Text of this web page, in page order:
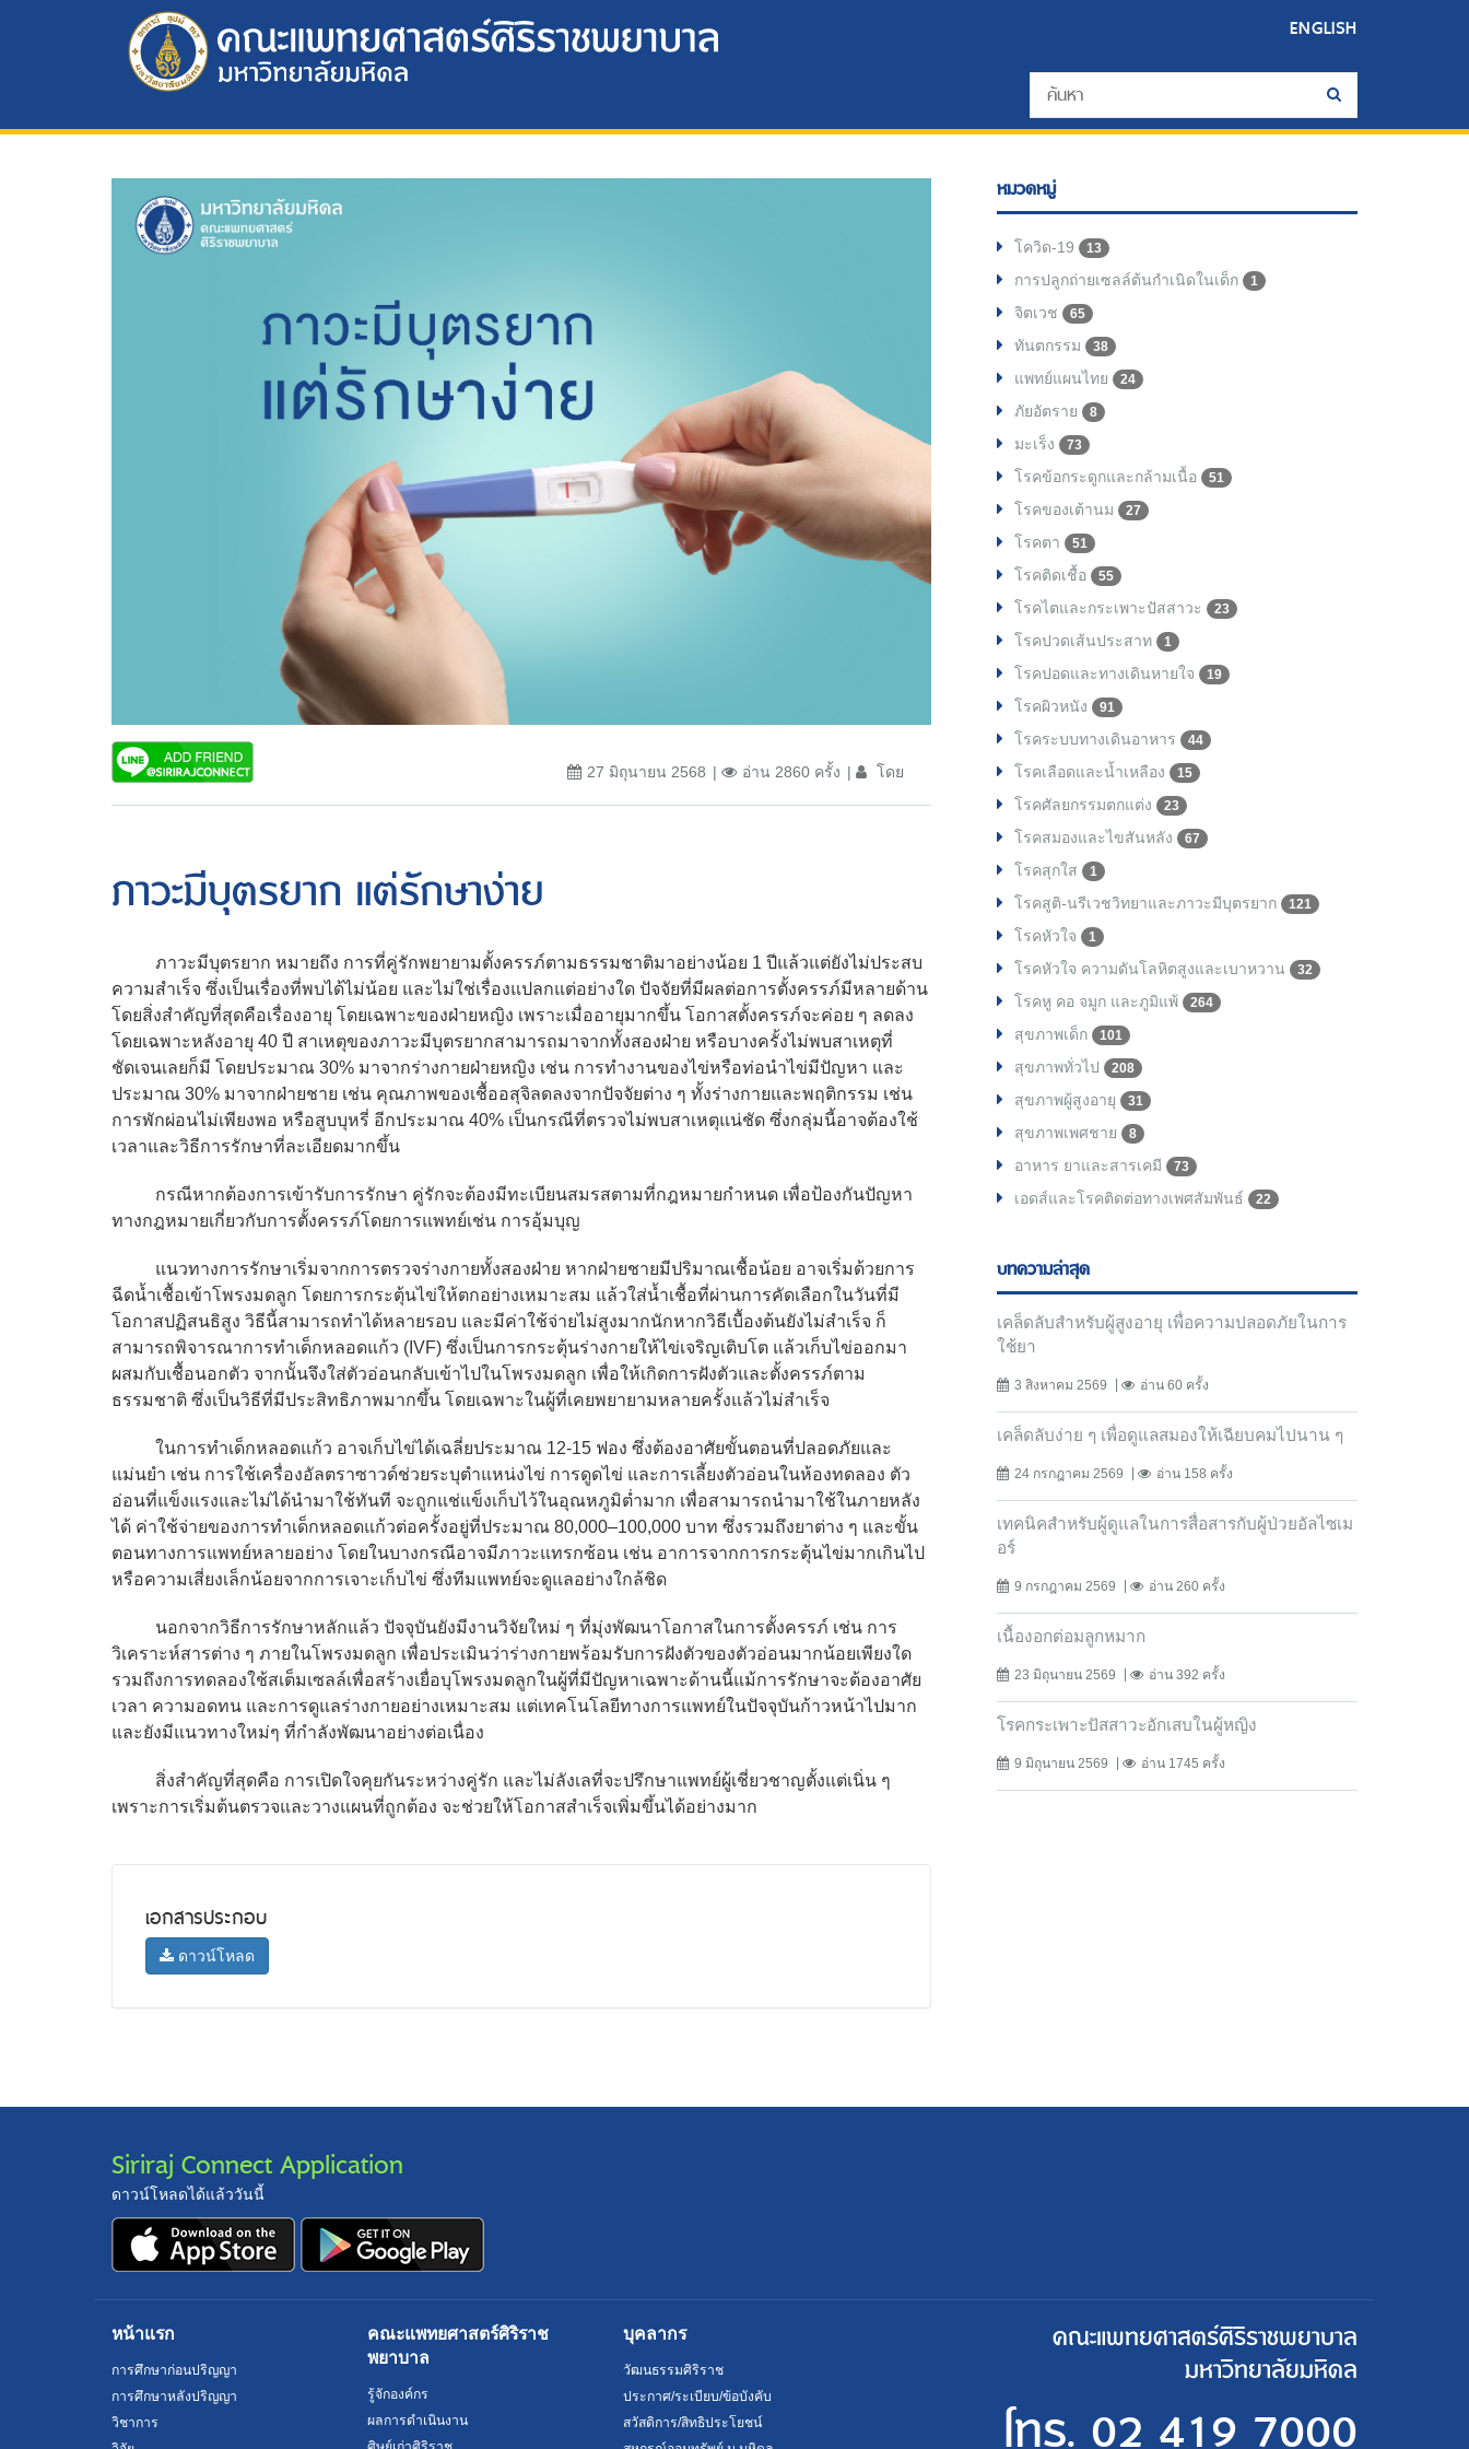
ENGLISH
27 มิถุนายน 2568 อ่าน 2860 ครั้ง โดย
ภาวะมีบุตรยาก แต่รักษาง่าย
ภาวะมีบุตรยาก หมายถึง การที่คู่รักพยายามตั้งครรภ์ตามธรรมชาติมาอย่างน้อย 1 ปีแล้วแต่ยังไม่ประสบ
ความสำเร็จ ซึ่งเป็นเรื่องที่พบได้ไม่น้อย และไม่ใช่เรื่องแปลกแต่อย่างใด ปัจจัยที่มีผลต่อการตั้งครรภ์มีหลายด้าน
โดยสิ่งสำคัญที่สุดคือเรื่องอายุ โดยเฉพาะของฝ่ายหญิง เพราะเมื่ออายุมากขึ้น โอกาสตั้งครรภ์จะค่อย ๆ ลดลง
โดยเฉพาะหลังอายุ 40 ปี สาเหตุของภาวะมีบุตรยากสามารถมาจากทั้งสองฝ่าย หรือบางครั้งไม่พบสาเหตุที่
ชัดเจนเลยก็มี โดยประมาณ 30% มาจากร่างกายฝ่ายหญิง เช่น การทำงานของไข่หรือท่อนำไข่มีปัญหา และ
ประมาณ 30% มาจากฝ่ายชาย เช่น คุณภาพของเชื้ออสุจิลดลงจากปัจจัยต่าง ๆ ทั้งร่างกายและพฤติกรรม เช่น
การพักผ่อนไม่เพียงพอ หรือสูบบุหรี่ อีกประมาณ 40% เป็นกรณีที่ตรวจไม่พบสาเหตุแน่ชัด ซึ่งกลุ่มนี้อาจต้องใช้
เวลาและวิธีการรักษาที่ละเอียดมากขึ้น
กรณีหากต้องการเข้ารับการรักษา คู่รักจะต้องมีทะเบียนสมรสตามที่กฎหมายกำหนด เพื่อป้องกันปัญหา
ทางกฎหมายเกี่ยวกับการตั้งครรภ์โดยการแพทย์เช่น การอุ้มบุญ
แนวทางการรักษาเริ่มจากการตรวจร่างกายทั้งสองฝ่าย หากฝ่ายชายมีปริมาณเชื้อน้อย อาจเริ่มด้วยการ
ฉีดน้ำเชื้อเข้าโพรงมดลูก โดยการกระตุ้นไข่ให้ตกอย่างเหมาะสม แล้วใส่น้ำเชื้อที่ผ่านการคัดเลือกในวันที่มี
โอกาสปฏิสนธิสูง วิธีนี้สามารถทำได้หลายรอบ และมีค่าใช้จ่ายไม่สูงมากนักหากวิธีเบื้องต้นยังไม่สำเร็จ ก็
สามารถพิจารณาการทำเด็กหลอดแก้ว (IVF) ซึ่งเป็นการกระตุ้นร่างกายให้ไข่เจริญเติบโต แล้วเก็บไข่ออกมา
ผสมกับเชื้อนอกตัว จากนั้นจึงใส่ตัวอ่อนกลับเข้าไปในโพรงมดลูก เพื่อให้เกิดการฝังตัวและตั้งครรภ์ตาม
ธรรมชาติ ซึ่งเป็นวิธีที่มีประสิทธิภาพมากขึ้น โดยเฉพาะในผู้ที่เคยพยายามหลายครั้งแล้วไม่สำเร็จ
ในการทำเด็กหลอดแก้ว อาจเก็บไข่ได้เฉลี่ยประมาณ 12-15 ฟอง ซึ่งต้องอาศัยขั้นตอนที่ปลอดภัยและ
แม่นยำ เช่น การใช้เครื่องอัลตราซาวด์ช่วยระบุตำแหน่งไข่ การดูดไข่ และการเลี้ยงตัวอ่อนในห้องทดลอง ตัว
อ่อนที่แข็งแรงและไม่ได้นำมาใช้ทันที จะถูกแช่แข็งเก็บไว้ในอุณหภูมิต่ำมาก เพื่อสามารถนำมาใช้ในภายหลัง
ได้ ค่าใช้จ่ายของการทำเด็กหลอดแก้วต่อครั้งอยู่ที่ประมาณ 80,000–100,000 บาท ซึ่งรวมถึงยาต่าง ๆ และขั้น
ตอนทางการแพทย์หลายอย่าง โดยในบางกรณีอาจมีภาวะแทรกซ้อน เช่น อาการจากการกระตุ้นไข่มากเกินไป
หรือความเสี่ยงเล็กน้อยจากการเจาะเก็บไข่ ซึ่งทีมแพทย์จะดูแลอย่างใกล้ชิด
นอกจากวิธีการรักษาหลักแล้ว ปัจจุบันยังมีงานวิจัยใหม่ ๆ ที่มุ่งพัฒนาโอกาสในการตั้งครรภ์ เช่น การ
วิเคราะห์สารต่าง ๆ ภายในโพรงมดลูก เพื่อประเมินว่าร่างกายพร้อมรับการฝังตัวของตัวอ่อนมากน้อยเพียงใด
รวมถึงการทดลองใช้สเต็มเซลล์เพื่อสร้างเยื่อบุโพรงมดลูกในผู้ที่มีปัญหาเฉพาะด้านนี้แม้การรักษาจะต้องอาศัย
เวลา ความอดทน และการดูแลร่างกายอย่างเหมาะสม แต่เทคโนโลยีทางการแพทย์ในปัจจุบันก้าวหน้าไปมาก
และยังมีแนวทางใหม่ๆ ที่กำลังพัฒนาอย่างต่อเนื่อง
สิ่งสำคัญที่สุดคือ การเปิดใจคุยกันระหว่างคู่รัก และไม่ลังเลที่จะปรึกษาแพทย์ผู้เชี่ยวชาญตั้งแต่เนิ่น ๆ
เพราะการเริ่มต้นตรวจและวางแผนที่ถูกต้อง จะช่วยให้โอกาสสำเร็จเพิ่มขึ้นได้อย่างมาก
เอกสารประกอบ
ดาวน์โหลด
หมวดหมู่
โควิด-19 13
การปลูกถ่ายเซลล์ต้นกำเนิดในเด็ก 1
จิตเวช 65
ทันตกรรม 38
แพทย์แผนไทย 24
ภัยอัตราย 8
มะเร็ง 73
โรคข้อกระดูกและกล้ามเนื้อ 51
โรคของเต้านม 27
โรคตา 51
โรคติดเชื้อ 55
โรคไตและกระเพาะปัสสาวะ 23
โรคปวดเส้นประสาท 1
โรคปอดและทางเดินหายใจ 19
โรคผิวหนัง 91
โรคระบบทางเดินอาหาร 44
โรคเลือดและน้ำเหลือง 15
โรคศัลยกรรมตกแต่ง 23
โรคสมองและไขสันหลัง 67
โรคสุกใส 1
โรคสูติ-นรีเวชวิทยาและภาวะมีบุตรยาก 121
โรคหัวใจ 1
โรคหัวใจ ความดันโลหิตสูงและเบาหวาน 32
โรคหู คอ จมูก และภูมิแพ้ 264
สุขภาพเด็ก 101
สุขภาพทั่วไป 208
สุขภาพผู้สูงอายุ 31
สุขภาพเพศชาย 8
อาหาร ยาและสารเคมี 73
เอดส์และโรคติดต่อทางเพศสัมพันธ์ 22
บทความล่าสุด
เคล็ดลับสำหรับผู้สูงอายุ เพื่อความปลอดภัยในการ
ใช้ยา
3 สิงหาคม 2569 อ่าน 60 ครั้ง
เคล็ดลับง่าย ๆ เพื่อดูแลสมองให้เฉียบคมไปนาน ๆ
24 กรกฎาคม 2569 อ่าน 158 ครั้ง
เทคนิคสำหรับผู้ดูแลในการสื่อสารกับผู้ป่วยอัลไซเม
อร์
9 กรกฎาคม 2569 อ่าน 260 ครั้ง
เนื้องอกต่อมลูกหมาก
23 มิถุนายน 2569 อ่าน 392 ครั้ง
โรคกระเพาะปัสสาวะอักเสบในผู้หญิง
9 มิถุนายน 2569 อ่าน 1745 ครั้ง
Siriraj Connect Application
ดาวน์โหลดได้แล้ววันนี้
หน้าแรก
การศึกษาก่อนปริญญา
การศึกษาหลังปริญญา
วิชาการ
คณะแพทยศาสตร์ศิริราช
พยาบาล
รู้จักองค์กร
ผลการดำเนินงาน
บุคลากร
วัฒนธรรมศิริราช
ประกาศ/ระเบียบ/ข้อบังคับ
สวัสดิการ/สิทธิประโยชน์
คณะแพทยศาสตร์ศิริราชพยาบาล
มหาวิทยาลัยมหิดล
โทร. 02 419 7000